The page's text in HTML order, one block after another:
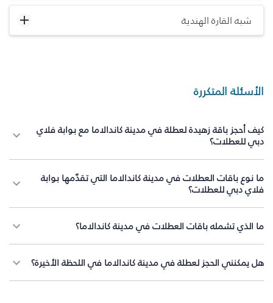
شبه القارة الهندية
الأسئلة المتكررة
كيف أحجز باقة زهيدة لعطلة في مدينة كاندالاما مع بوابة فلاي
دبي للعطلات؟
ما نوع باقات العطلات في مدينة كاندالاما التي تقدّمها بوابة
فلاي دبي للعطلات؟
ما الذي تشمله باقات العطلات في مدينة كاندالاما؟
هل يمكنني الحجز لعطلة في مدينة كاندالاما في اللحظة الأخيرة؟